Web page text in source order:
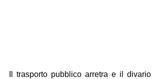
Il trasporto pubblico arretra e il divario